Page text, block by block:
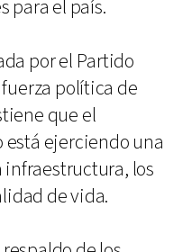
para el país.
por el Partido
política de
que el
ejerciendo una
infraestructura, los
de vida.